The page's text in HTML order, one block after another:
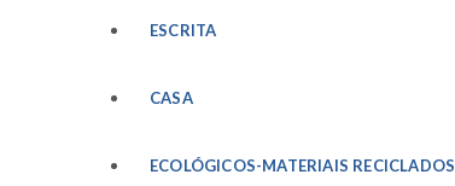
ESCRITA
CASA
ECOLÓGICOS-MATERIAIS RECICLADOS